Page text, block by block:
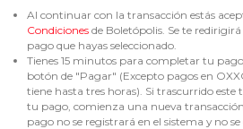
Al continuar con la transacción estás
Condiciones de Boletópolis. Se te
pago que hayas seleccionado.
Tienes 15 minutos para completar tu
botón de "Pagar" (Excepto pagos en
tiene hasta tres horas). Si trascurrido
tu pago, comienza una nueva
pago no se registrará en el sistema y no